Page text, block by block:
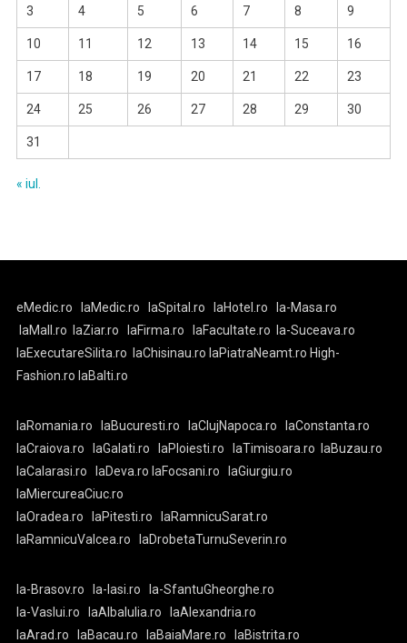
3 4 5 6 7 8 9
10 11 12 13 14 15 16
17 18 19 20 21 22 23
24 25 26 27 28 29 30
31
« iul.
eMedic.ro laMedic.ro laSpital.ro laHotel.ro
la-Masa.ro
laMall.ro
laZiar.ro laFirma.ro laFacultate.ro
la-Suceava.ro
laExecutareSilita.ro
laChisinau.ro laPiatraNeamt.ro High-
Fashion.ro laBalti.ro
laRomania.ro laBucuresti.ro laClujNapoca.ro
laConstanta.ro
laCraiova.ro
laGalati.ro laPloiesti.ro laTimisoara.ro
laBuzau.ro
laCalarasi.ro
laDeva.ro laFocsani.ro
laGiurgiu.ro
laMiercureaCiuc.ro
laOradea.ro
laPitesti.ro
laRamnicuSarat.ro
laRamnicuValcea.ro
laDrobetaTurnuSeverin.ro
la-Brasov.ro la-Iasi.ro
la-SfantuGheorghe.ro
la-Vaslui.ro
laAlbaIulia.ro
laAlexandria.ro
laArad.ro
laBacau.ro laBaiaMare.ro laBistrita.ro